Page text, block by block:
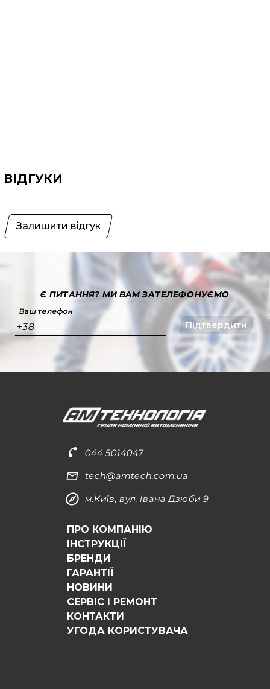
ВІДГУКИ
Залишити відгук
Є ПИТАННЯ?МИ ВАМ ЗАТЕЛЕФОНУЄМО
Ваш телефон
+38 Підтвердити
044 5014047
tech@amtech.com.ua
м.Київ, вул. Івана Дзюби 9
ПРО КОМПАНІЮ
ІНСТРУКЦІЇ
БРЕНДИ
ГАРАНТІЇ
НОВИНИ
СЕРВІС І РЕМОНТ
КОНТАКТИ
УГОДА КОРИСТУВАЧА